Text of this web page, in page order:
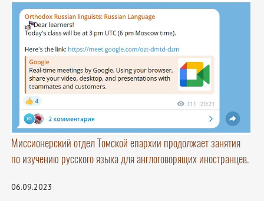
Миссионерский отдел Томской епархии продолжает занятия
по изучению русского языка для англоговорящих иностранцев.
06.09.2023